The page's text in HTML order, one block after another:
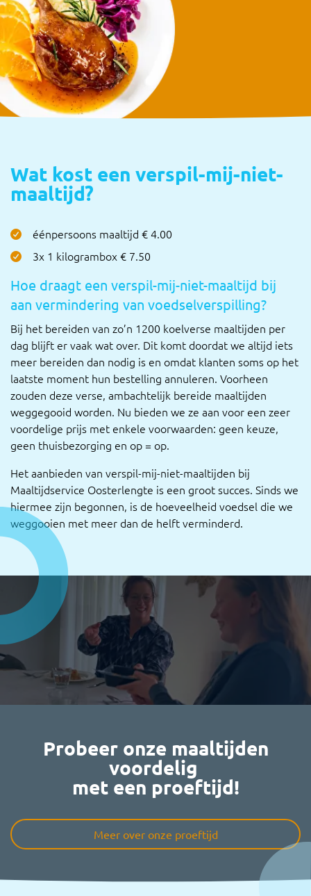
Wat kost een verspil-mij-niet-
maaltijd?
éénpersoons maaltijd € 4.00
3x 1 kilogrambox € 7.50
Hoe draagt een verspil-mij-niet-maaltijd bij
aan vermindering van voedselverspilling?
Bij het bereiden van zo’n 1200 koelverse maaltijden per
dag blijft er vaak wat over. Dit komt doordat we altijd iets
meer bereiden dan nodig is en omdat klanten soms op het
laatste moment hun bestelling annuleren. Voorheen
zouden deze verse, ambachtelijk bereide maaltijden
weggegooid worden. Nu bieden we ze aan voor een zeer
voordelige prijs met enkele voorwaarden: geen keuze,
geen thuisbezorging en op = op.
Het aanbieden van verspil-mij-niet-maaltijden bij
Maaltijdservice Oosterlengte is een groot succes. Sinds we
hiermee zijn begonnen, is de hoeveelheid voedsel die we
weggooien met meer dan de helft verminderd.
Probeer onze maaltijden
voordelig
met een proeftijd!
Meer over onze proeftijd